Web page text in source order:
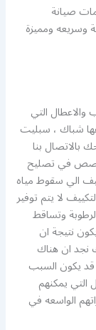
صيانة
وسريعه ومميزة
والاعطال التي
شباك ، سبليت
بالاتصال بنا
في تصليح
الي سقوط مياه
لا يتم توفير
وتساقط
نتيجة ان
ان هناك
قد يكون السبب
التي يمكنهم
الواسعه في